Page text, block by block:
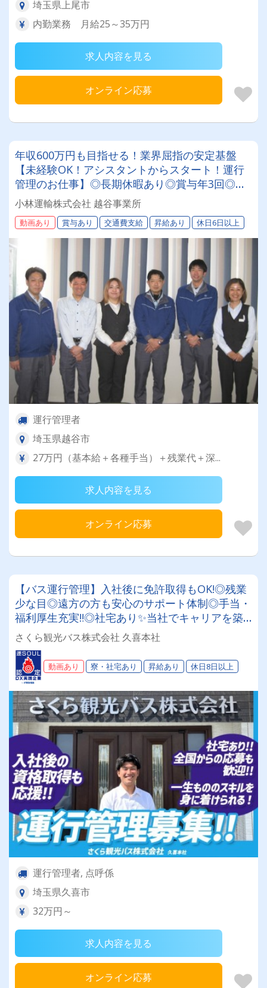
埼玉県上尾市
内勤業務 月給25～35万円
求人内容を見る
オンライン応募
年収600万円も目指せる！業界屈指の安定基盤
【未経験OK！アシスタントからスタート！運行
管理のお仕事】◎長期休暇あり◎賞与年3回◎昇
給◎退職金◎運行管理資格取得支援あり
小林運輸株式会社 越谷事業所
動画あり 賞与あり 交通費支給 昇給あり 休日6日以上
運行管理者
埼玉県越谷市
27万円（基本給＋各種手当）＋残業代＋深...
求人内容を見る
オンライン応募
【バス運行管理】入社後に免許取得もOK!◎残業
少な目◎遠方の方も安心のサポート体制◎手当・
福利厚生充実‼◎社宅あり✨当社でキャリアを築
きませんか？！
さくら観光バス株式会社 久喜本社
動画あり 寮・社宅あり 昇給あり 休日8日以上
運行管理者, 点呼係
埼玉県久喜市
32万円～
求人内容を見る
オンライン応募